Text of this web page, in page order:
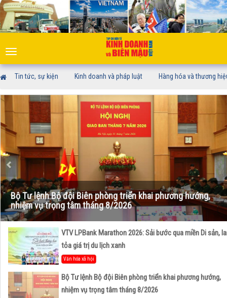
Toggle
navigation
Tin tức, sự kiện Kinh doanh và pháp luật Hàng hóa và thương
Bộ Tư lệnh Bộ đội Biên phòng triển khai phương hướng,
nhiệm vụ trọng tâm tháng 8/2026
VTV LPBank Marathon 2026: Sải bước qua miền Di sản,
tỏa giá trị du lịch xanh
Văn hóa xã hội
Bộ Tư lệnh Bộ đội Biên phòng triển khai phương hướng,
nhiệm vụ trọng tâm tháng 8/2026